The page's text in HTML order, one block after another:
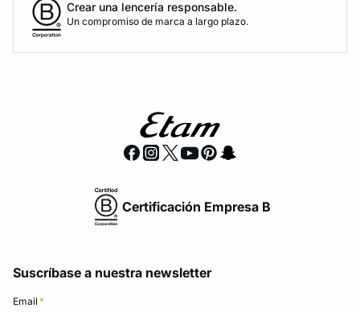
Crear una lencería responsable.
Un compromiso de marca a largo plazo.
Certificación Empresa B
Suscríbase a nuestra newsletter
Email *